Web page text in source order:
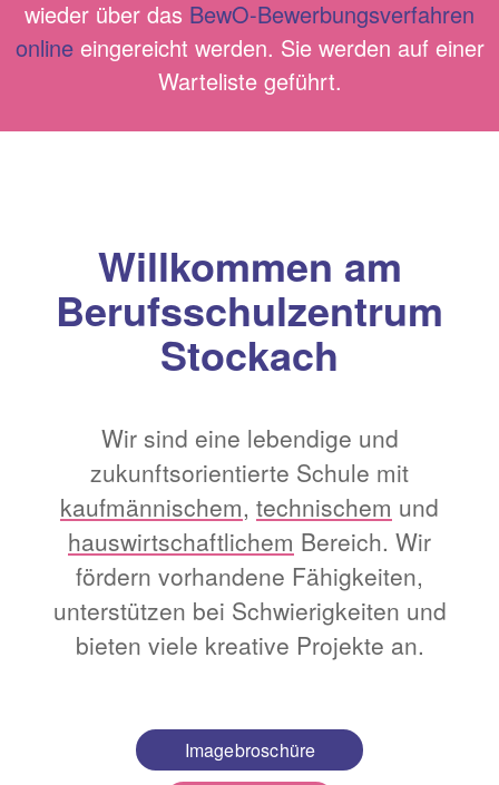
wieder über das BewO-Bewerbungsverfahren
onlineeingereicht werden. Sie werden auf einer
Warteliste geführt.
Willkommen am
Berufsschulzentrum
Stockach
Wir sind eine lebendige und
zukunftsorientierte Schule mit
kaufmännischem, technischem und
hauswirtschaftlichem Bereich. Wir
fördern vorhandene Fähigkeiten,
unterstützen bei Schwierigkeiten und
bieten viele kreative Projekte an.
Imagebroschüre